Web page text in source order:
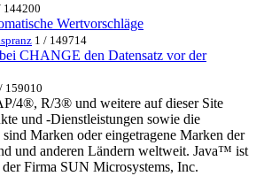
144200
Wertvorschläge
1 / 149714
CHANGE den Datensatz vor der
159010
4®, R/3® und weitere auf dieser Site
und -Dienstleistungen sowie die
Marken oder eingetragene Marken der
und anderen Ländern weltweit. Java™ ist
Firma SUN Microsystems, Inc.